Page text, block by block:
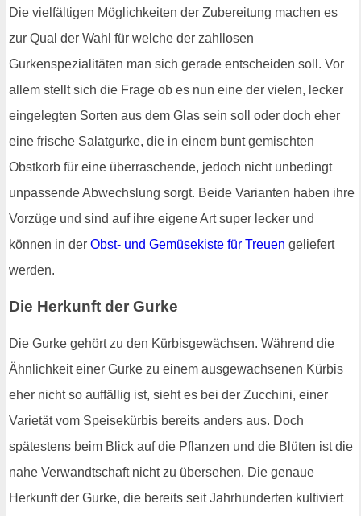
Die vielfältigen Möglichkeiten der Zubereitung machen es
zur Qual der Wahl für welche der zahllosen
Gurkenspezialitäten man sich gerade entscheiden soll. Vor
allem stellt sich die Frage ob es nun eine der vielen, lecker
eingelegten Sorten aus dem Glas sein soll oder doch eher
eine frische Salatgurke, die in einem bunt gemischten
Obstkorb für eine überraschende, jedoch nicht unbedingt
unpassende Abwechslung sorgt. Beide Varianten haben ihre
Vorzüge und sind auf ihre eigene Art super lecker und
können in der Obst- und Gemüsekiste für Treuen geliefert
werden.
Die Herkunft der Gurke
Die Gurke gehört zu den Kürbisgewächsen. Während die
Ähnlichkeit einer Gurke zu einem ausgewachsenen Kürbis
eher nicht so auffällig ist, sieht es bei der Zucchini, einer
Varietät vom Speisekürbis bereits anders aus. Doch
spätestens beim Blick auf die Pflanzen und die Blüten ist die
nahe Verwandtschaft nicht zu übersehen. Die genaue
Herkunft der Gurke, die bereits seit Jahrhunderten kultiviert